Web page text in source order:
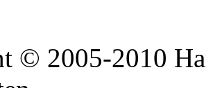
© 2005-2010